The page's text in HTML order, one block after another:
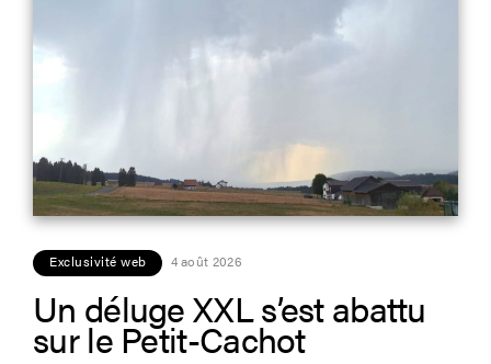
Exclusivité web 4 août 2026
Un déluge XXL s’est abattu
sur le Petit-Cachot